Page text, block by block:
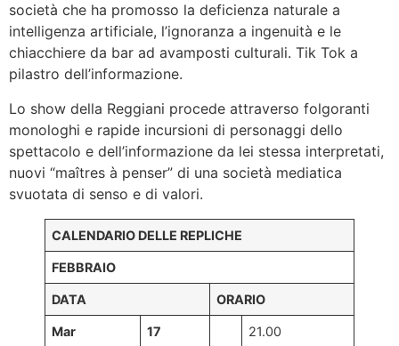
società che ha promosso la deficienza naturale a
intelligenza artificiale, l’ignoranza a ingenuità e le
chiacchiere da bar ad avamposti culturali. Tik Tok a
pilastro dell’informazione.
Lo show della Reggiani procede attraverso folgoranti
monologhi e rapide incursioni di personaggi dello
spettacolo e dell’informazione da lei stessa interpretati,
nuovi “maîtres à penser” di una società mediatica
svuotata di senso e di valori.
CALENDARIO DELLE REPLICHE
FEBBRAIO
DATA ORARIO
Mar 17 21.00